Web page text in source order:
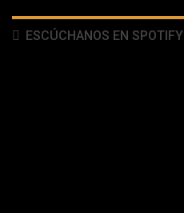
ESCÚCHANOS EN SPOTIFY